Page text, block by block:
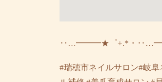
‥…━━━★゜+.*・
#瑞穂市ネイルサロン#岐